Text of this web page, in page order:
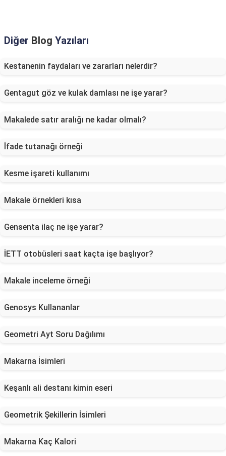
Diğer Blog Yazıları
Kestanenin faydaları ve zararları nelerdir?
Gentagut göz ve kulak damlası ne işe yarar?
Makalede satır aralığı ne kadar olmalı?
İfade tutanağı örneği
Kesme işareti kullanımı
Makale örnekleri kısa
Gensenta ilaç ne işe yarar?
İETT otobüsleri saat kaçta işe başlıyor?
Makale inceleme örneği
Genosys Kullananlar
Geometri Ayt Soru Dağılımı
Makarna İsimleri
Keşanlı ali destanı kimin eseri
Geometrik Şekillerin İsimleri
Makarna Kaç Kalori